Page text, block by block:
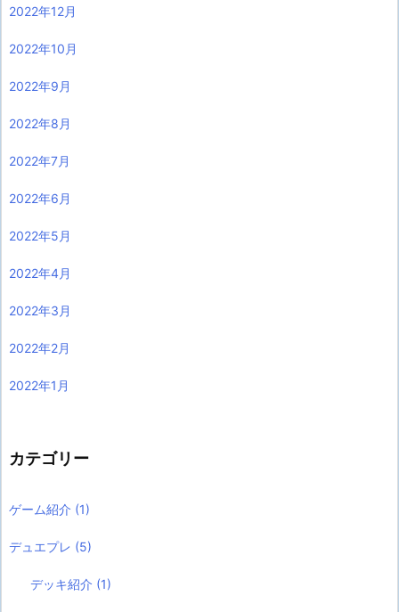
2022年12月
2022年10月
2022年9月
2022年8月
2022年7月
2022年6月
2022年5月
2022年4月
2022年3月
2022年2月
2022年1月
カテゴリー
ゲーム紹介 (1)
デュエプレ (5)
デッキ紹介 (1)